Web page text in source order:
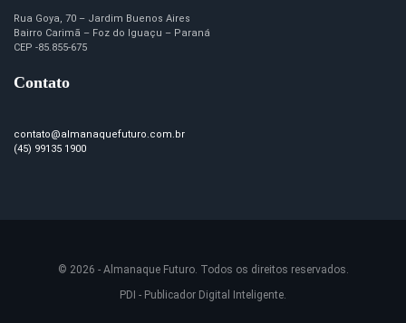
Rua Goya, 70 – Jardim Buenos Aires
Bairro Carimã – Foz do Iguaçu – Paraná
CEP -85.855-675
Contato
contato@almanaquefuturo.com.br
(45) 99135 1900
© 2026 - Almanaque Futuro. Todos os direitos reservados.
PDI - Publicador Digital Inteligente.